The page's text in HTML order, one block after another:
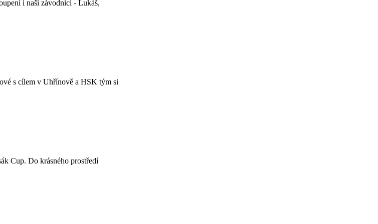
i naši závodníci - Lukáš,
s cílem v Uhřínově a HSK tým si
Cup. Do krásného prostředí